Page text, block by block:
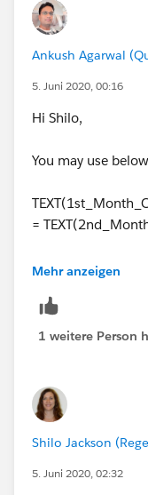
Ankush Agarwal
5. Juni 2020, 00:16
Hi Shilo,
You may use
=
Mehr anzeigen
1 weitere Person
Shilo Jackson
5. Juni 2020, 02:32